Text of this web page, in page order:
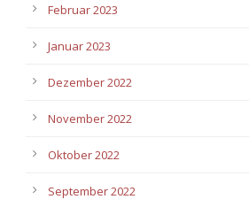
Februar 2023
Januar 2023
Dezember 2022
November 2022
Oktober 2022
September 2022